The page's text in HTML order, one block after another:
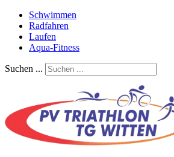
Schwimmen
Radfahren
Laufen
Aqua-Fitness
Suchen ...